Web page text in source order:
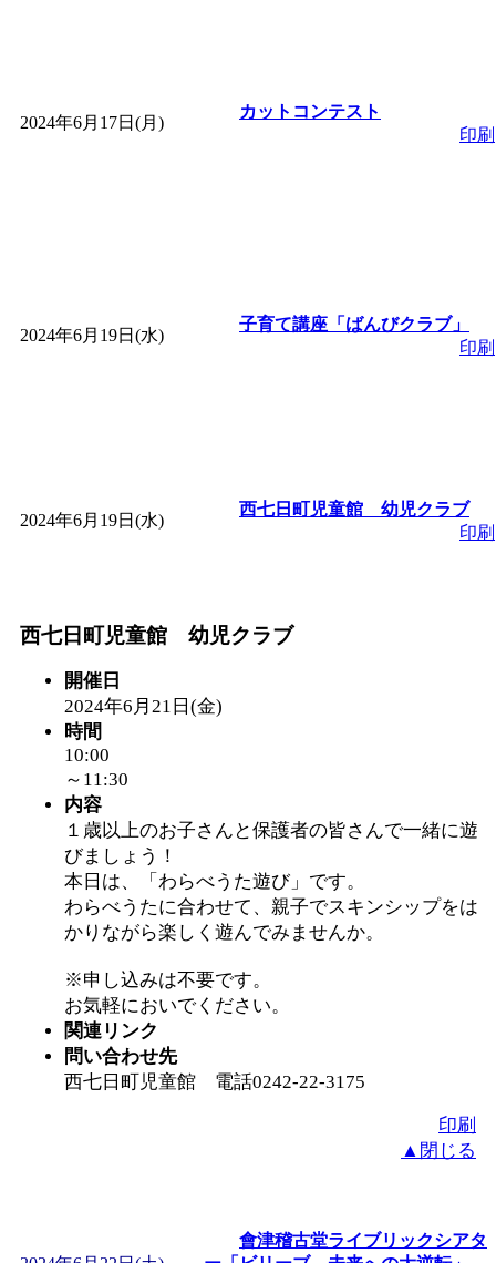
2024年6月17日(月)
カットコンテスト
印刷
2024年6月19日(水)
子育て講座「ばんびクラブ」
印刷
2024年6月19日(水)
西七日町児童館 幼児クラブ
印刷
西七日町児童館 幼児クラブ
開催日
2024年6月21日(金)
時間
10:00
～11:30
内容
１歳以上のお子さんと保護者の皆さんで一緒に遊
びましょう！
本日は、「わらべうた遊び」です。
わらべうたに合わせて、親子でスキンシップをは
かりながら楽しく遊んでみませんか。
※申し込みは不要です。
お気軽においでください。
関連リンク
問い合わせ先
西七日町児童館 電話0242-22-3175
印刷
▲閉じる
會津稽古堂ライブリックシアタ